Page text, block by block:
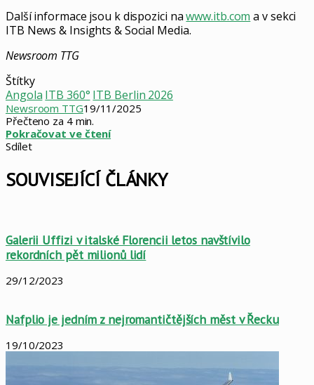
Další informace jsou k dispozici nawww.itb.com a v sekci
ITB News & Insights & Social Media.
Newsroom TTG
Štítky
Angola ITB 360° ITB Berlin 2026
Newsroom TTG19/11/2025
Přečteno za 4 min.
Pokračovat ve čtení
Sdílet
mailem
SOUVISEJÍCÍ ČLÁNKY
Galerii Uffizi v italské Florencii letos navštívilo
rekordních pět milionů lidí
29/12/2023
Nafplio je jedním z nejromantičtějších měst v Řecku
19/10/2023